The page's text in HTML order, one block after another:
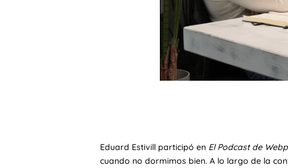
Eduard Estivill participó en El Podcast de
cuando no dormimos bien. A lo largo de la